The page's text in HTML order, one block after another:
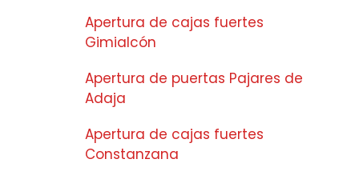
Apertura de cajas fuertes
Gimialcón
Apertura de puertas Pajares de
Adaja
Apertura de cajas fuertes
Constanzana